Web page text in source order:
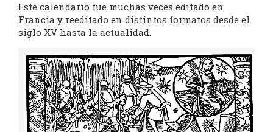
Este calendario fue muchas veces editado en
Francia y reeditado en distintos formatos desde el
siglo XV hasta la actualidad.